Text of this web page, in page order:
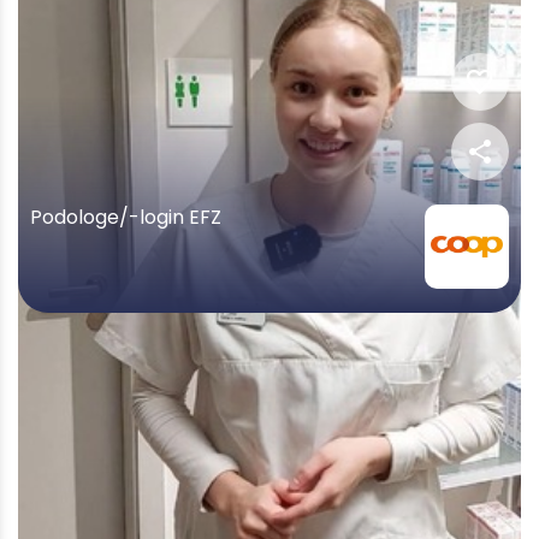
favorite
share
Podologe/-login EFZ